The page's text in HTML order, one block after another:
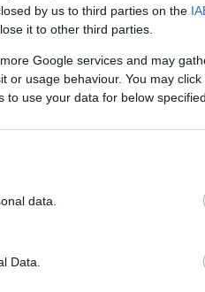
by us to third parties on the
it to other third parties.
Google services and may
or usage behaviour. You may
use your data for below
data.
Data.